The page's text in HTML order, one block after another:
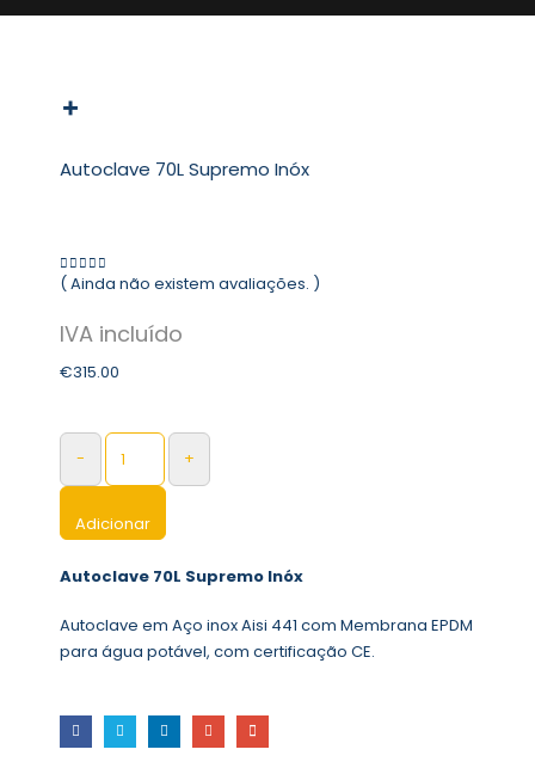
Autoclave 70L Supremo Inóx
0 out of 5
( Ainda não existem avaliações. )
€315.00
- +
Adicionar
Autoclave 70L Supremo Inóx
Autoclave em Aço inox Aisi 441 com Membrana EPDM
para água potável, com certificação CE.